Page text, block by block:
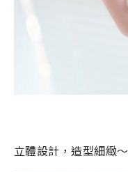
立體設計，造型細緻～